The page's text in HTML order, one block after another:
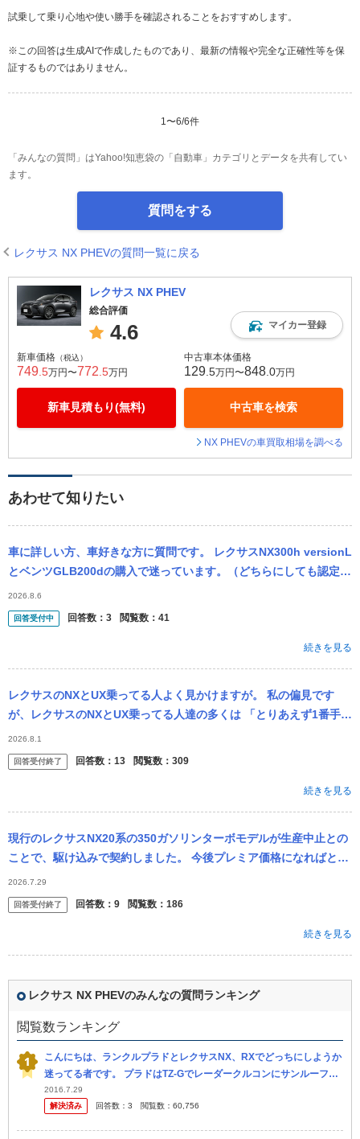
試乗して乗り心地や使い勝手を確認されることをおすすめします。
※この回答は生成AIで作成したものであり、最新の情報や完全な正確性等を保
証するものではありません。
1 〜6/6件
「みんなの質問」はYahoo!知恵袋の「自動車」カテゴリとデータを共有してい
ます。
質問をする
レクサス NX PHEVの質問一覧に戻る
レクサス NX PHEV
総合評価
4.6 マイカー登録
新車価格 （税込）
749 .5万円〜772 .5万円
新車見積もり(無料)
中古車本体価格
129 .5万円〜848 .0万円
中古車を検索
NX PHEVの車買取相場を調べる
あわせて知りたい
車に詳しい方、車好きな方に質問です。 レクサスNX300h versionL
とベンツGLB200dの購入で迷っています。（どちらにしても認定中
古車での購入の予定です。）ベンツと比べるとレクサスの...
2026.8.6
回答受付中 回答数： 3 閲覧数： 41
続きを見る
レクサスのNXとUX乗ってる人よく見かけますが。 私の偏見です
が、レクサスのNXとUX乗ってる人達の多くは 「とりあえず1番手が
出しやすい高級車買うか」 って感じの理由で持ってる人が大半です
かね？ 中
2026.8.1
回答受付終了 回答数： 13 閲覧数： 309
続きを見る
現行のレクサスNX20系の350ガソリンターボモデルが生産中止との
ことで、駆け込みで契約しました。 今後プレミア価格になればと願
っていますが、どうでしょうか？車に詳しい方、ご意見をお願いい
たします。
2026.7.29
回答受付終了 回答数： 9 閲覧数： 186
続きを見る
レクサス NX PHEVのみんなの質問ランキング
閲覧数ランキング
こんにちは、ランクルプラドとレクサスNX、RXでどっちにしようか
迷ってる者です。 プラドはTZ-Gでレーダークルコンにサンルーフ等
色々付けて、後はマルチテレインセレクトとMOPナビを付けるか付
け...
2016.7.29
解決済み
回答数： 3 閲覧数： 60,756